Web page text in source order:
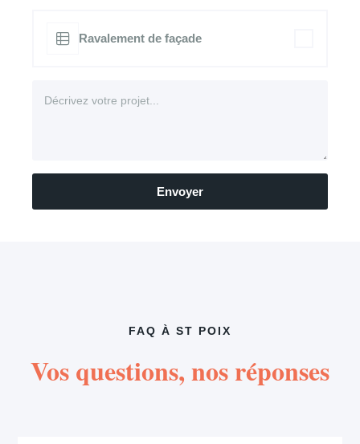
Ravalement de façade
Envoyer
FAQ À ST POIX
Vos questions, nos réponses